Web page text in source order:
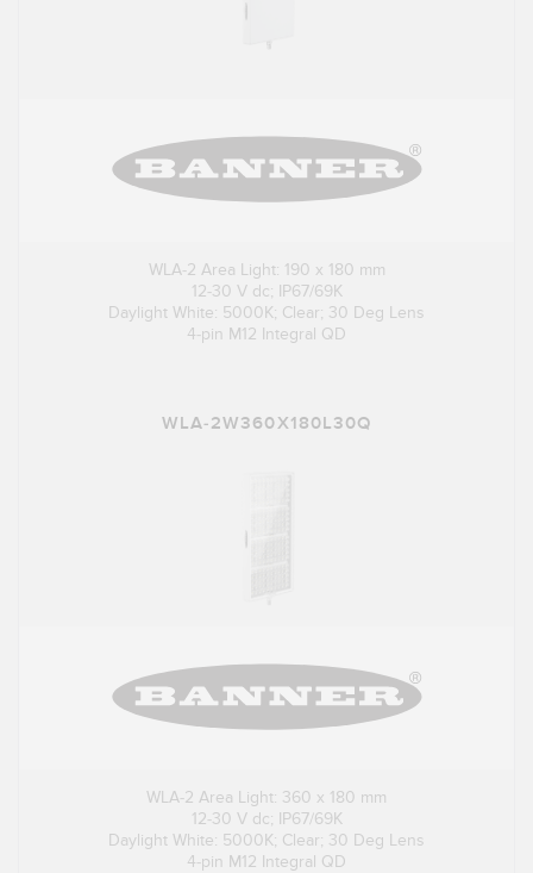
WLA-2 Area Light: 190 x 180 mm
12-30 V dc; IP67/69K
Daylight White: 5000K; Clear; 30 Deg Lens
4-pin M12 Integral QD
WLA-2W360X180L30Q
WLA-2 Area Light: 360 x 180 mm
12-30 V dc; IP67/69K
Daylight White: 5000K; Clear; 30 Deg Lens
4-pin M12 Integral QD